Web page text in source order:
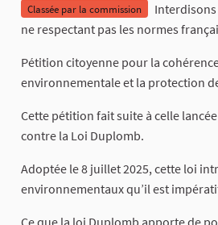
Classée par la commission
ne respectant pas les normes
Pétition citoyenne pour la
environnementale et la protection
Cette pétition fait suite à celle lancée
contre la Loi Duplomb.
Adoptée le 8 juillet 2025, cette loi
environnementaux qu’il est